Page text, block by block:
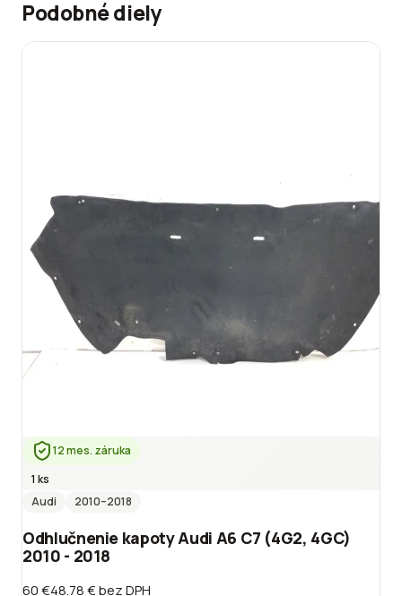
Podobné diely
12 mes. záruka
1 ks
Audi
2010–2018
Odhlučnenie kapoty Audi A6 C7 (4G2, 4GC)
2010 - 2018
60 €48.78 €bez DPH